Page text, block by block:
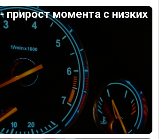
прирост момента с низких